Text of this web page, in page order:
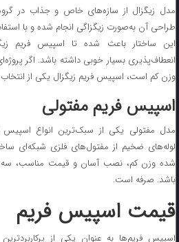
مدل زیگزال از سازه‌های خاص و جذاب در
طراحی آن به‌صورت زیگزاگی انجام شده و با
این ساختار باعث شده تا اسپیس فریم
انعطاف‌پذیری بسیار خوبی داشته باشد. اگر
وزن کم است، اسپیس فریم زیگزال یکی از
اسپیس فریم مفتولی
مدل مفتولی یکی از سبک‌ترین انواع
لوله‌های ضخیم از مفتول‌های فلزی شبکه‌ای
شده وزن کم، نصب آسان و قیمت مناسب، سه
باشد. ‌صرفه است.
قیمت اسپیس فریم
اسپیس فریم‌ها به عنوان یکی از